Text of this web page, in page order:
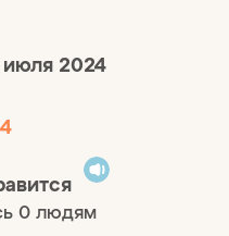
2024
0 людям